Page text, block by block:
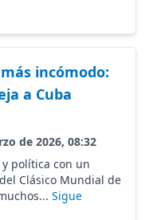
incómodo:
a Cuba
de 2026, 08:32
política con un
Clásico Mundial de
Sigue